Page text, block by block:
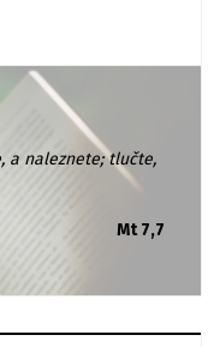
a naleznete; tlučte,
Mt 7,7